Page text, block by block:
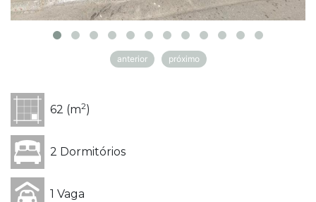
anterior próximo
62 (m2)
2 Dormitórios
1 Vaga